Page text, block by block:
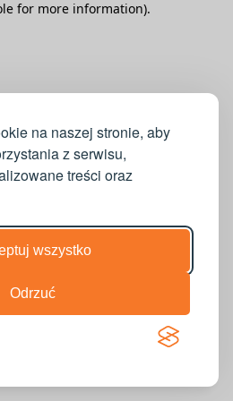
na naszej stronie, aby
z serwisu,
treści oraz
wszystko
Odrzuć
for more information).